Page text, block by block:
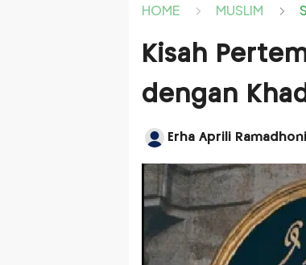
HOME MUSLIM
Kisah
dengan
Erha Aprili Ramadhoni